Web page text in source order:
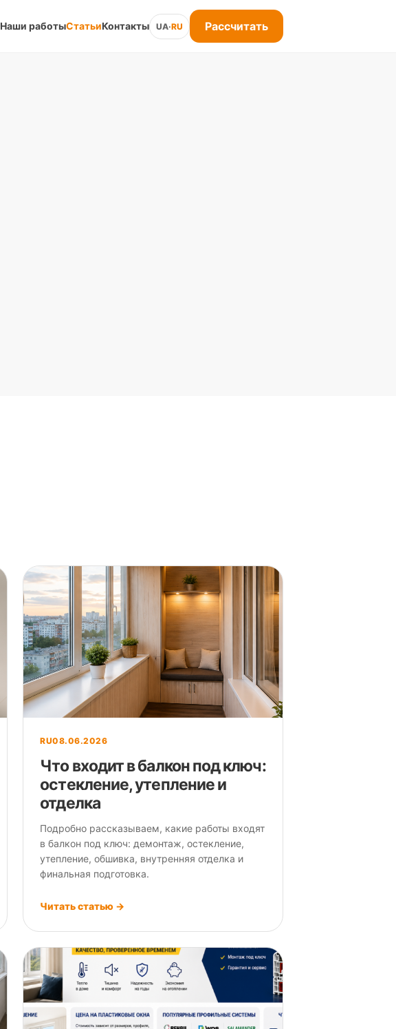
Наши работыСтатьиКонтакты UA·RU Рассчитать
RU08.06.2026
Что входит в балкон под ключ:
остекление, утепление и
отделка
Подробно рассказываем, какие работы входят
в балкон под ключ: демонтаж, остекление,
утепление, обшивка, внутренняя отделка и
финальная подготовка.
Читать статью →